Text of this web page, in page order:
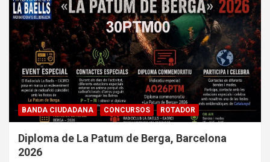
BANDA CIUDADANA CONCURSOS ROTADOR
Diploma de La Patum de Berga, Barcelona
2026